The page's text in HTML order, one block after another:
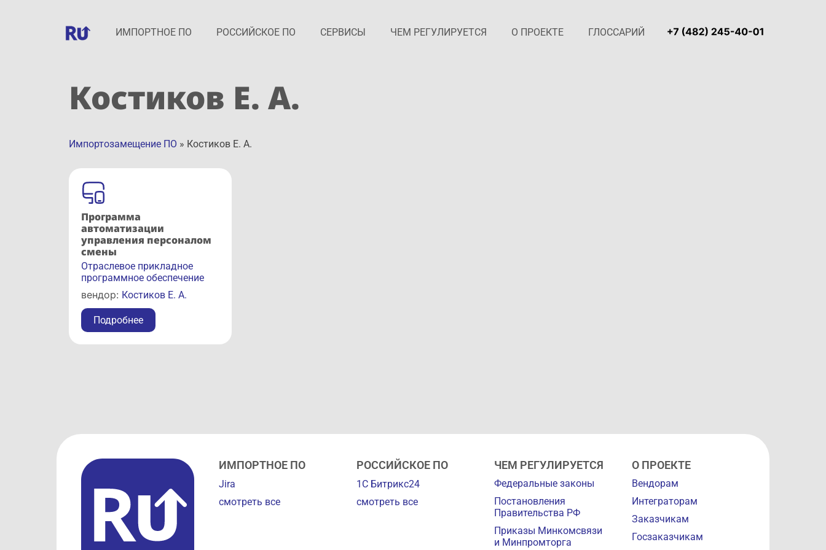
ИМПОРТНОЕ ПО РОССИЙСКОЕ ПО СЕРВИСЫ ЧЕМ РЕГУЛИРУЕТСЯ О ПРОЕКТЕ ГЛОССАРИЙ
Костиков Е. А.
Импортозамещение ПО » Костиков Е. А.
Программа
автоматизации
управления персоналом
смены
Отраслевое прикладное
программное обеспечение
вендор: Костиков Е. А.
Подробнее
ИМПОРТНОЕ ПО
Jira
смотреть все
РОССИЙСКОЕ ПО
1С Битрикс24
смотреть все
ЧЕМ РЕГУЛИРУЕТСЯ
Федеральные законы
Постановления
Правительства РФ
Приказы Минкомсвязи
и Минпромторга
О ПРОЕКТЕ
Вендорам
Интеграторам
Заказчикам
Госзаказчикам